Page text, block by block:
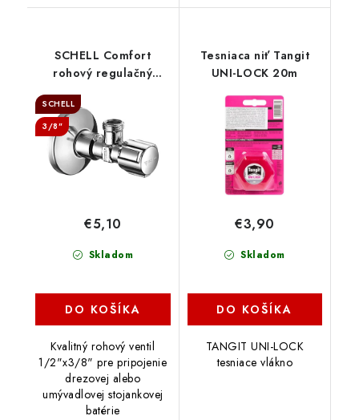
SCHELL Comfort
rohový regulačný
SCHELL
3/8"
Skladom
€5,10
DO KOŠÍKA
Kvalitný rohový ventil
1/2"x3/8" pre pripojenie
drezovej alebo
umývadlovej stojankovej
batérie
Tesniaca niť Tangit
UNI-LOCK 20m
Skladom
€3,90
DO KOŠÍKA
TANGIT UNI-LOCK
tesniace vlákno